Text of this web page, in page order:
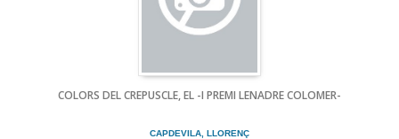
COLORS DEL CREPUSCLE, EL -I PREMI LENADRE COLOMER-
CAPDEVILA, LLORENÇ